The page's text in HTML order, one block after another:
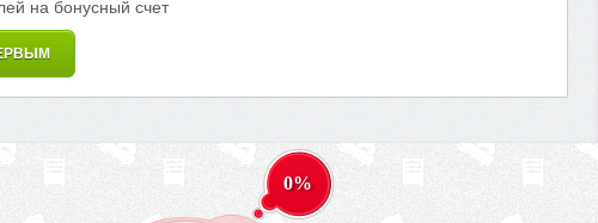
на бонусный счет
0%